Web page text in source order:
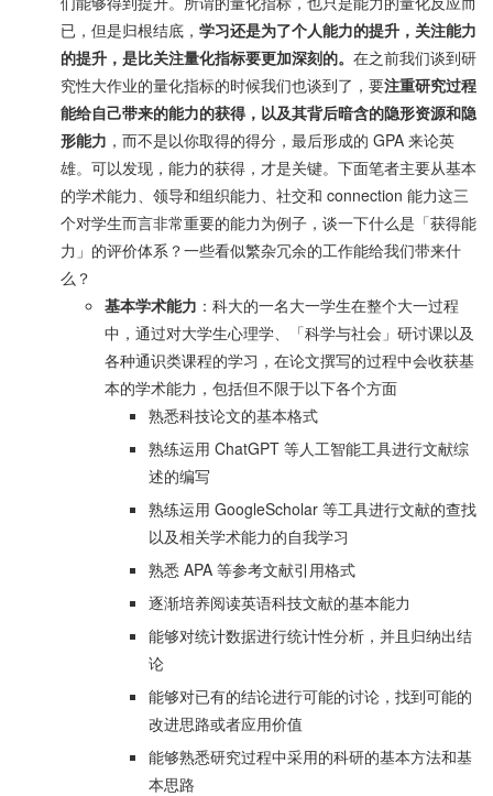
已，但是归根结底， 学习还是为了个人能力的提升，关注能力
的提升，是比关注量化指标要更加深刻的。 在之前我们谈到研
究性大作业的量化指标的时候我们也谈到了，要注重研究过程
能给自己带来的能力的获得，以及其背后暗含的隐形资源和隐
形能力 ，而不是以你取得的得分，最后形成的 GPA 来论英
雄。可以发现，能力的获得，才是关键。下面笔者主要从基本
的学术能力、领导和组织能力、社交和 connection 能力这三
个对学生而言非常重要的能力为例子，谈一下什么是「获得能
力」的评价体系？一些看似繁杂冗余的工作能给我们带来什
么？
基本学术能力 ：科大的一名大一学生在整个大一过程
中，通过对大学生心理学、「科学与社会」研讨课以及
各种通识类课程的学习，在论文撰写的过程中会收获基
本的学术能力，包括但不限于以下各个方面
熟悉科技论文的基本格式
熟练运用 ChatGPT 等人工智能工具进行文献综
述的编写
熟练运用 GoogleScholar 等工具进行文献的查找
以及相关学术能力的自我学习
熟悉 APA 等参考文献引用格式
逐渐培养阅读英语科技文献的基本能力
能够对统计数据进行统计性分析，并且归纳出结
论
能够对已有的结论进行可能的讨论，找到可能的
改进思路或者应用价值
能够熟悉研究过程中采用的科研的基本方法和基
本思路